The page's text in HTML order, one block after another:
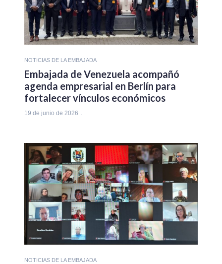
NOTICIAS DE LA EMBAJADA
Embajada de Venezuela acompañó
agenda empresarial en Berlín para
fortalecer vínculos económicos
19 de junio de 2026
NOTICIAS DE LA EMBAJADA